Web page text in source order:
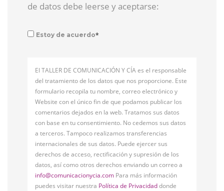
de datos debe leerse y aceptarse:
Estoy de acuerdo*
El TALLER DE COMUNICACIÓN Y CÍA es el responsable
del tratamiento de los datos que nos proporcione. Este
formulario recopila tu nombre, correo electrónico y
Website con el único fin de que podamos publicar los
comentarios dejados en la web. Tratamos sus datos
con base en tu consentimiento. No cedemos sus datos
a terceros. Tampoco realizamos transferencias
internacionales de sus datos. Puede ejercer sus
derechos de acceso, rectificación y supresión de los
datos, así como otros derechos enviando un correo a
info@comunicacionycia.com Para más información
puedes visitar nuestra Política de Privacidaddonde